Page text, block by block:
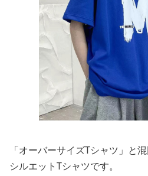
「オーバーサイズTシャツ」と
シルエットTシャツです。